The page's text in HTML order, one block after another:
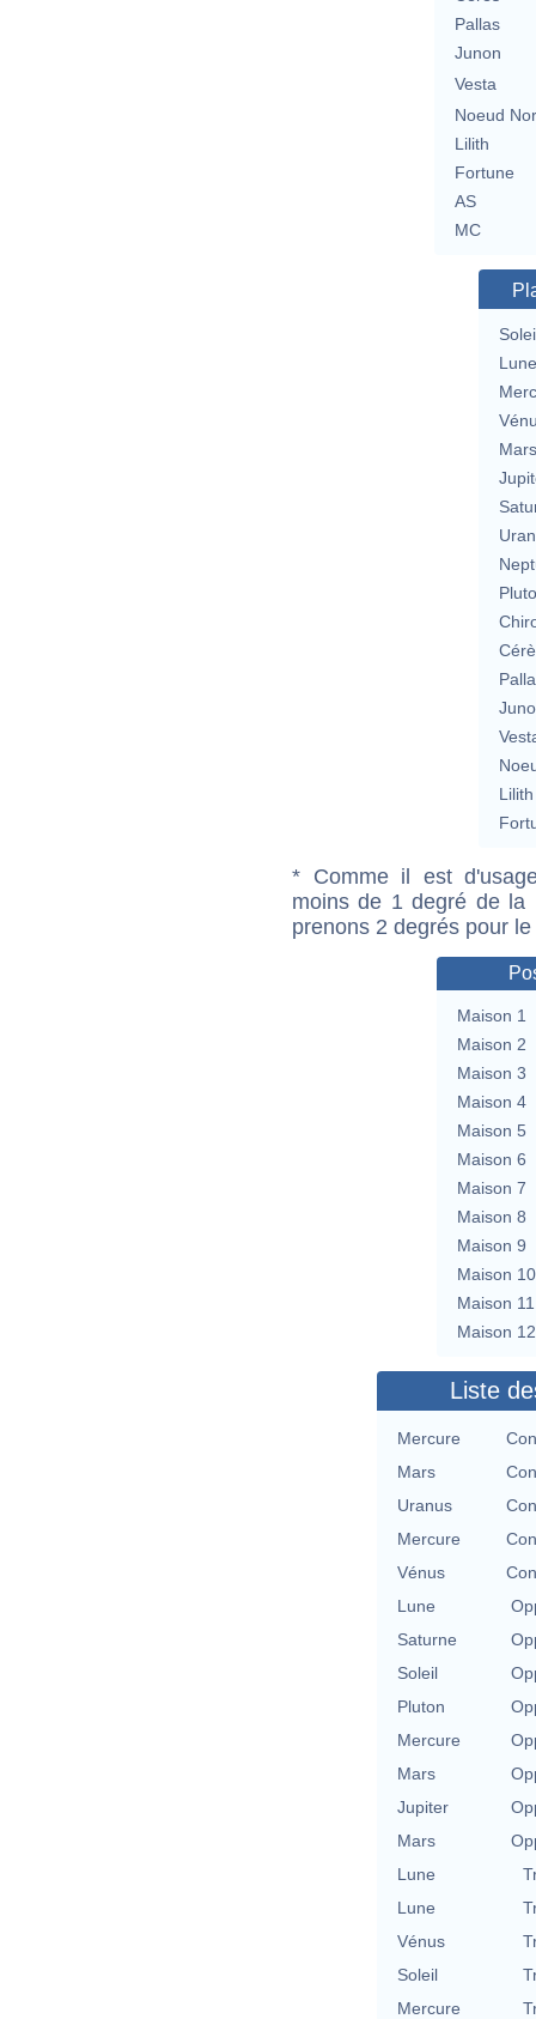
Pallas
Junon
Vesta
Noeud
Lilith
Fortune
AS
MC
Lune
Mars
Lilith
* Comme il est
moins de 1 degré de la
prenons 2 degrés pour
Maison 1
Maison 2
Maison 3
Maison 4
Maison 5
Maison 6
Maison 7
Maison 8
Maison 9
Maison 10
Maison 11
Maison 12
Liste
Mercure
Mars
Uranus
Mercure
Vénus
Lune
Saturne
Soleil
Pluton
Mercure
Mars
Jupiter
Mars
Lune
Lune
Vénus
Soleil
Mercure